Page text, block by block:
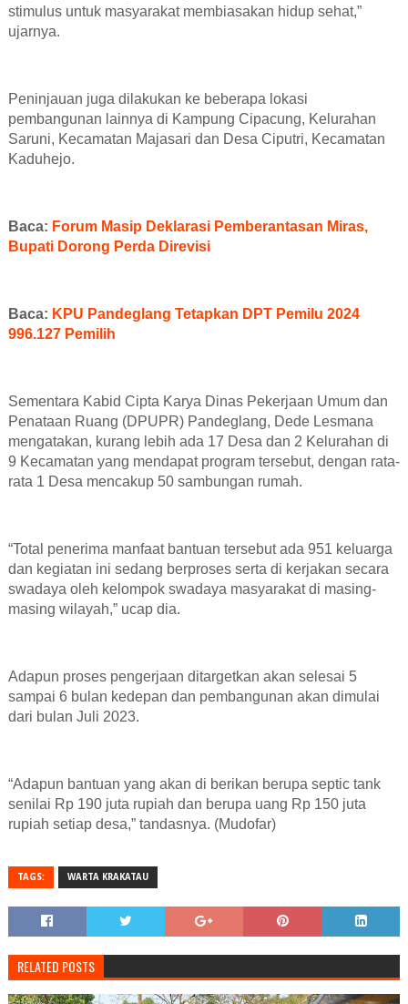
stimulus untuk masyarakat membiasakan hidup sehat,”
ujarnya.
Peninjauan juga dilakukan ke beberapa lokasi
pembangunan lainnya di Kampung Cipacung, Kelurahan
Saruni, Kecamatan Majasari dan Desa Ciputri, Kecamatan
Kaduhejo.
Baca: Forum Masip Deklarasi Pemberantasan Miras,
Bupati Dorong Perda Direvisi
Baca: KPU Pandeglang Tetapkan DPT Pemilu 2024
996.127 Pemilih
Sementara Kabid Cipta Karya Dinas Pekerjaan Umum dan
Penataan Ruang (DPUPR) Pandeglang, Dede Lesmana
mengatakan, kurang lebih ada 17 Desa dan 2 Kelurahan di
9 Kecamatan yang mendapat program tersebut, dengan rata-
rata 1 Desa mencakup 50 sambungan rumah.
“Total penerima manfaat bantuan tersebut ada 951 keluarga
dan kegiatan ini sedang berproses serta di kerjakan secara
swadaya oleh kelompok swadaya masyarakat di masing-
masing wilayah,” ucap dia.
Adapun proses pengerjaan ditargetkan akan selesai 5
sampai 6 bulan kedepan dan pembangunan akan dimulai
dari bulan Juli 2023.
“Adapun bantuan yang akan di berikan berupa septic tank
senilai Rp 190 juta rupiah dan berupa uang Rp 150 juta
rupiah setiap desa,” tandasnya. (Mudofar)
TAGS: WARTA KRAKATAU
RELATED POSTS